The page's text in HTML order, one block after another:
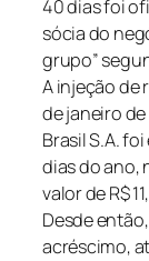
40 dias foi
sócia do
grupo”
A injeção de
de janeiro
Brasil S.A.
dias do ano,
valor de R$
Desde
acréscimo,